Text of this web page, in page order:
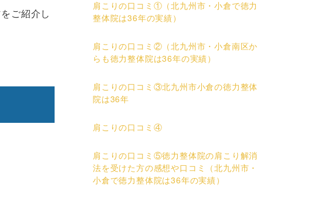
ご紹介し
肩こりの口コミ①（北九州市・小倉で徳力
整体院は36年の実績）
肩こりの口コミ②（北九州市・小倉南区か
らも徳力整体院は36年の実績）
肩こりの口コミ③北九州市小倉の徳力整体
院は36年
肩こりの口コミ④
肩こりの口コミ⑤徳力整体院の肩こり解消
法を受けた方の感想や口コミ（北九州市・
小倉で徳力整体院は36年の実績）